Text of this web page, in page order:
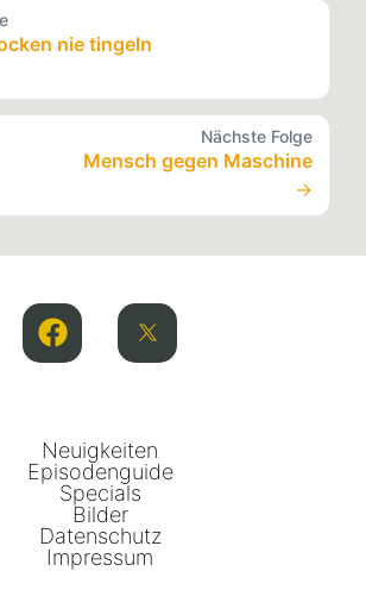
nie tingeln
Nächste Folge
Mensch gegen Maschine
→
Neuigkeiten
Episodenguide
Specials
Bilder
Datenschutz
Impressum